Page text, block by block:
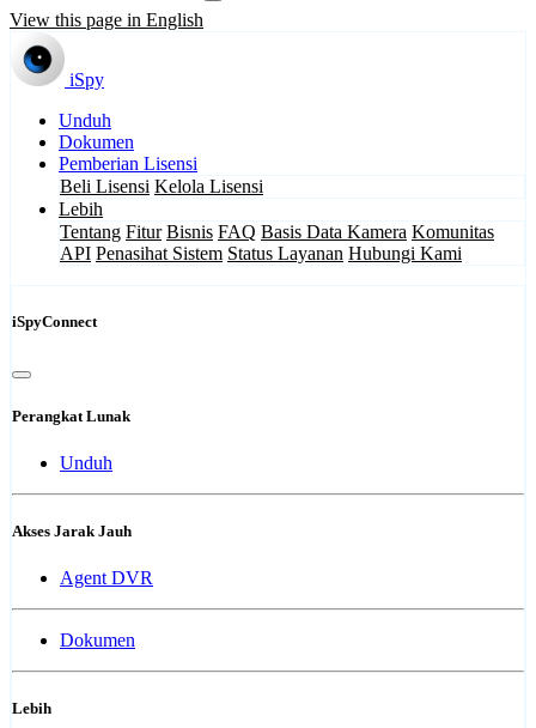
View this page in English
iSpy
Unduh
Dokumen
Pemberian Lisensi
Beli Lisensi Kelola Lisensi
Lebih
Tentang Fitur Bisnis FAQ Basis Data Kamera Komunitas
API Penasihat Sistem Status Layanan Hubungi Kami
iSpyConnect
Perangkat Lunak
Unduh
Akses Jarak Jauh
Agent DVR
Dokumen
Lebih